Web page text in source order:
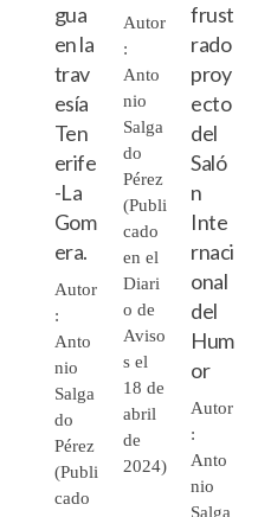
gua
en la
trav
esía
Ten
erife
-La
Gom
era.
Autor
:
Anto
nio
Salga
do
Pérez
(Publi
cado
Autor
:
Anto
nio
Salga
do
Pérez
(Publi
cado
en el
Diari
o de
Aviso
s el
18 de
abril
de
2024)
frust
rado
proy
ecto
del
Saló
n
Inte
rnaci
onal
del
Hum
or
Autor
:
Anto
nio
Salga